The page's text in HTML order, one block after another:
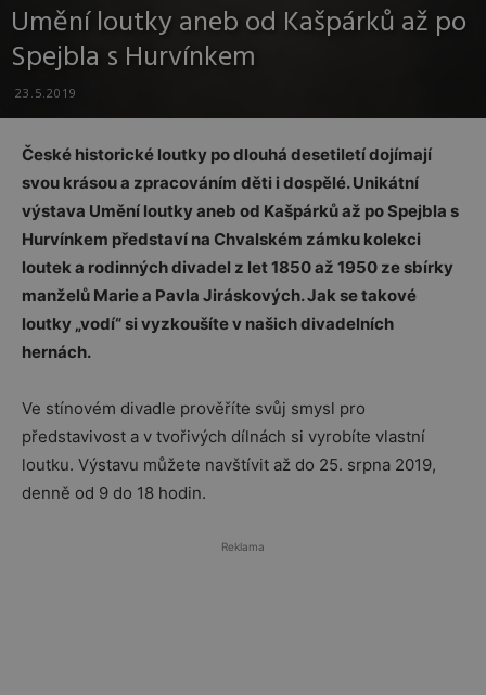
Umění loutky aneb od Kašpárků až po
Spejbla s Hurvínkem
23.5.2019
České historické loutky po dlouhá desetiletí dojímají
svou krásou a zpracováním děti i dospělé. Unikátní
výstava Umění loutky aneb od Kašpárků až po Spejbla s
Hurvínkem představí na Chvalském zámku kolekci
loutek a rodinných divadel z let 1850 až 1950 ze sbírky
manželů Marie a Pavla Jiráskových. Jak se takové
loutky „vodí“ si vyzkoušíte v našich divadelních
hernách.
Ve stínovém divadle prověříte svůj smysl pro
představivost a v tvořivých dílnách si vyrobíte vlastní
loutku. Výstavu můžete navštívit až do 25. srpna 2019,
denně od 9 do 18 hodin.
Reklama